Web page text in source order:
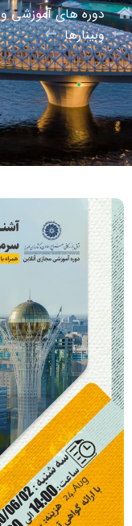
دوره های آموزشی و
وبینارها